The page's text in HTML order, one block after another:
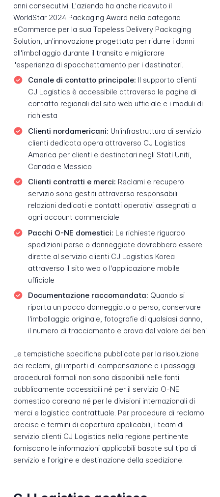
anni consecutivi. L'azienda ha anche ricevuto il
WorldStar 2024 Packaging Award nella categoria
eCommerce per la sua Tapeless Delivery Packaging
Solution, un'innovazione progettata per ridurre i danni
all'imballaggio durante il transito e migliorare
l'esperienza di spacchettamento per i destinatari.
Canale di contatto principale: Il supporto clienti
CJ Logistics è accessibile attraverso le pagine di
contatto regionali del sito web ufficiale e i moduli di
richiesta
Clienti nordamericani: Un'infrastruttura di servizio
clienti dedicata opera attraverso CJ Logistics
America per clienti e destinatari negli Stati Uniti,
Canada e Messico
Clienti contratti e merci: Reclami e recupero
servizio sono gestiti attraverso responsabili
relazioni dedicati e contatti operativi assegnati a
ogni account commerciale
Pacchi O-NE domestici: Le richieste riguardo
spedizioni perse o danneggiate dovrebbero essere
dirette al servizio clienti CJ Logistics Korea
attraverso il sito web o l'applicazione mobile
ufficiale
Documentazione raccomandata: Quando si
riporta un pacco danneggiato o perso, conservare
l'imballaggio originale, fotografie di qualsiasi danno,
il numero di tracciamento e prova del valore dei beni
Le tempistiche specifiche pubblicate per la risoluzione
dei reclami, gli importi di compensazione e i passaggi
procedurali formali non sono disponibili nelle fonti
pubblicamente accessibili né per il servizio O-NE
domestico coreano né per le divisioni internazionali di
merci e logistica contrattuale. Per procedure di reclamo
precise e termini di copertura applicabili, i team di
servizio clienti CJ Logistics nella regione pertinente
forniscono le informazioni applicabili basate sul tipo di
servizio e l'origine e destinazione della spedizione.